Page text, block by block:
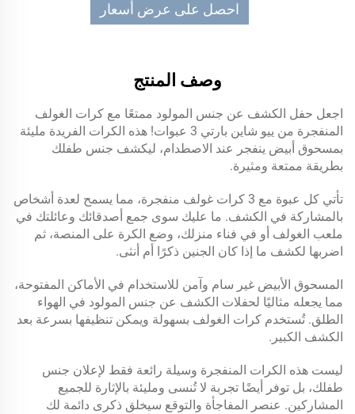
احصل على عرض أسعار
وصف المنتج
اجعل حفل الكشف عن جنس المولود ممتعًا مع كرات الغولف
المنفجرة من ييو شاين بارتي 3 عبوات! هذه الكرات الفريدة مليئة
بمسحوق أبيض ينفجر عند الاصطدام، ليكشف جنس طفلك
بطريقة ممتعة ومثيرة.
تأتي كل عبوة مع 3 كرات غولف منفجرة، مما يسمح لعدة أشخاص
بالمشاركة في الكشف. ما عليك سوى جمع أصدقائك وعائلتك في
ملعب الغولف أو في فناء منزلك، وضع الكرة على المنصة، ثم
اضربها لكشف ما إذا كان الجنين ذكرًا أم أنثى.
المسحوق الأبيض غير سام وآمن للاستخدام في الأماكن المفتوحة،
مما يجعله مثاليًا لحفلات الكشف عن جنس المولود في الهواء
الطلق. تُستخدم كرات الغولف بسهولة ويمكن تنظيفها بسرعة بعد
الكشف الكبير.
ليست هذه الكرات المنفجرة وسيلة رائعة فقط لإعلان جنس
طفلك، بل توفر أيضًا تجربة لا تُنسى ومليئة بالإثارة للجميع
المشاركين. عنصر المفاجأة والتوقع سيخلق ذكرى دائمة لك